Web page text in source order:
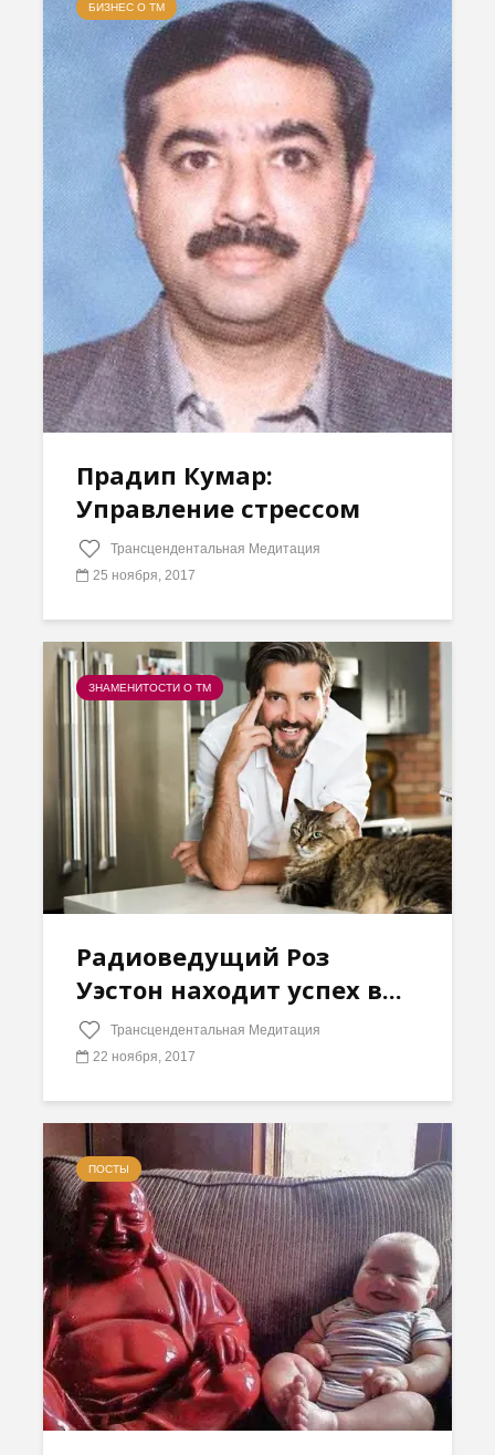
БИЗНЕС О ТМ
Прадип Кумар:
Управление стрессом
Трансцендентальная Медитация
25 ноября, 2017
ЗНАМЕНИТОСТИ О ТМ
Радиоведущий Роз
Уэстон находит успех в...
Трансцендентальная Медитация
22 ноября, 2017
ПОСТЫ